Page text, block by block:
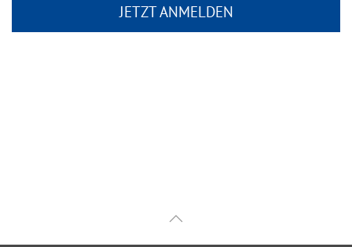
JETZT ANMELDEN